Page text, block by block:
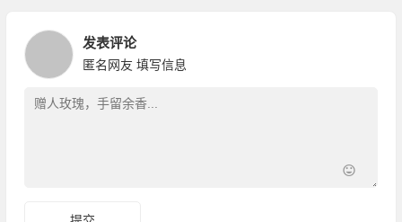
发表评论
匿名网友 填写信息